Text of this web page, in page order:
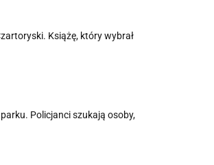
Książę, który wybrał
Policjanci szukają osoby,